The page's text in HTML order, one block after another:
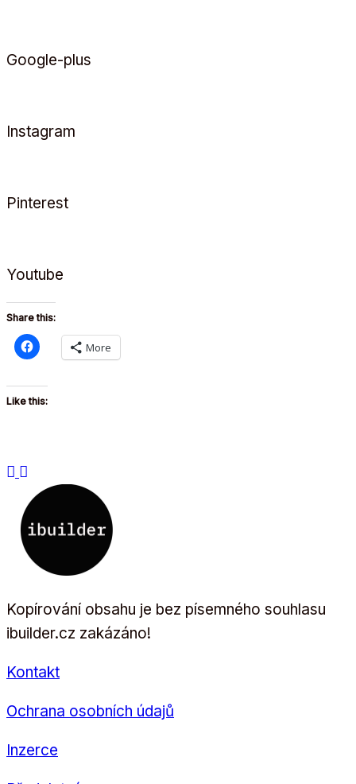
Google-plus
Instagram
Pinterest
Youtube
Share this:
More
Like this:
Kopírování obsahu je bez písemného souhlasu
ibuilder.cz zakázáno!
Kontakt
Ochrana osobních údajů
Inzerce